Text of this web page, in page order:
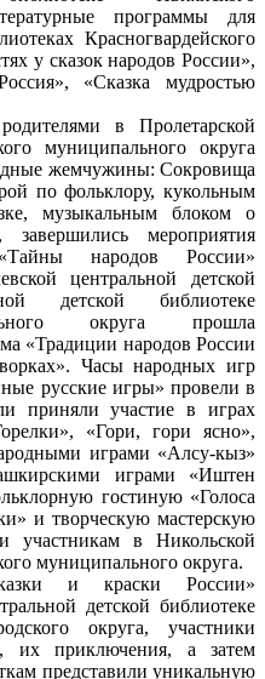
программы для
Красногвардейского
у сказок народов России»,
«Сказка мудростью
в Пролетарской
муниципального округа
жемчужины: Сокровища
по фольклору, кукольным
музыкальным блоком о
мероприятия
народов России»
центральной детской
детской библиотеке
округа прошла
«Традиции народов России
Часы народных игр
русские игры» провели в
приняли участие в играх
«Гори, гори ясно»,
играми «Алсу-кыз»
играми «Иштен
гостиную «Голоса
и творческую мастерскую
участникам в Никольской
муниципального округа.
и краски России»
детской библиотеке
округа, участники
их приключения, а затем
представили уникальную